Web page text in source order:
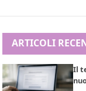
ARTICOLI
Il